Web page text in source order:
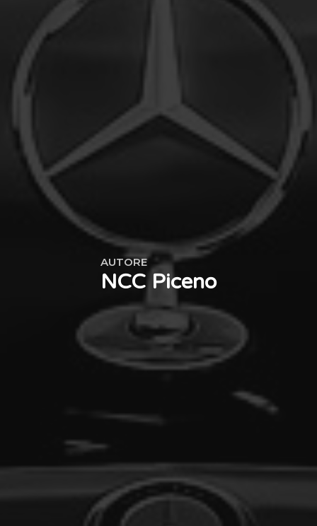
AUTORE
NCC Piceno